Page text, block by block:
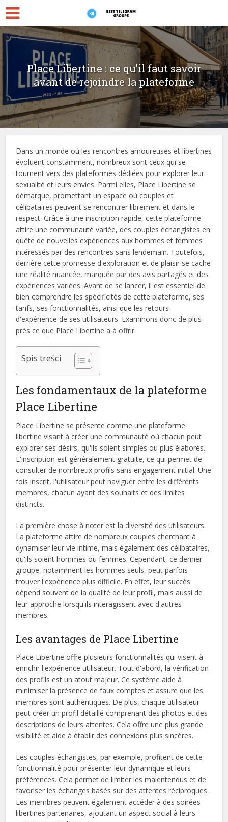
Place Libertine : ce qu’il faut savoir
avant de rejoindre la plateforme
Dans un monde où les rencontres amoureuses et libertines
évoluent constamment, nombreux sont ceux qui se
tournent vers des plateformes dédiées pour explorer leur
sexualité et leurs envies. Parmi elles, Place Libertine se
démarque, promettant un espace où couples et
célibataires peuvent se rencontrer librement et dans le
respect. Grâce à une inscription rapide, cette plateforme
attire une communauté variée, des couples échangistes en
quête de nouvelles expériences aux hommes et femmes
intéressés par des rencontres sans lendemain. Toutefois,
derrière cette promesse d'exploration et de plaisir se cache
une réalité nuancée, marquée par des avis partagés et des
expériences variées. Avant de se lancer, il est essentiel de
bien comprendre les spécificités de cette plateforme, ses
tarifs, ses fonctionnalités, ainsi que les retours
d'expérience de ses utilisateurs. Examinons donc de plus
près ce que Place Libertine a à offrir.
Spis treści
Les fondamentaux de la plateforme
Place Libertine
Place Libertine se présente comme une plateforme
libertine visant à créer une communauté où chacun peut
explorer ses désirs, qu'ils soient simples ou plus élaborés.
L'inscription est généralement gratuite, ce qui permet de
consulter de nombreux profils sans engagement initial. Une
fois inscrit, l'utilisateur peut naviguer entre les différents
membres, chacun ayant des souhaits et des limites
distincts.
La première chose à noter est la diversité des utilisateurs.
La plateforme attire de nombreux couples cherchant à
dynamiser leur vie intime, mais également des célibataires,
qu'ils soient hommes ou femmes. Cependant, ce dernier
groupe, notamment les hommes seuls, peut parfois
trouver l'expérience plus difficile. En effet, leur succès
dépend souvent de la qualité de leur profil, mais aussi de
leur approche lorsqu'ils interagissent avec d'autres
membres.
Les avantages de Place Libertine
Place Libertine offre plusieurs fonctionnalités qui visent à
enrichir l'expérience utilisateur. Tout d'abord, la vérification
des profils est un atout majeur. Ce système aide à
minimiser la présence de faux comptes et assure que les
membres sont authentiques. De plus, chaque utilisateur
peut créer un profil détaillé comprenant des photos et des
descriptions de leurs attentes. Cela offre une plus grande
visibilité et aide à établir des connexions plus sincères.
Les couples échangistes, par exemple, profitent de cette
fonctionnalité pour présenter leur dynamique et leurs
préférences. Cela permet de limiter les malentendus et de
favoriser les échanges basés sur des attentes réciproques.
Les membres peuvent également accéder à des soirées
libertines partenaires, ajoutant un aspect social à leurs